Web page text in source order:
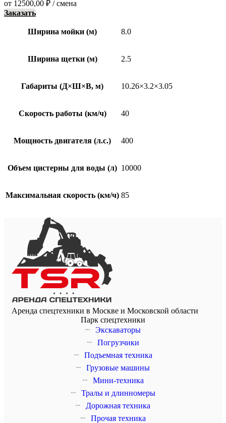
от 12500,00 ₽ / смена
Заказать
Ширина мойки (м) 8.0
Ширина щетки (м) 2.5
Габариты (Д×Ш×В, м) 10.26×3.2×3.05
Скорость работы (км/ч) 40
Мощность двигателя (л.с.) 400
Объем цистерны для воды (л) 10000
Максимальная скорость (км/ч) 85
Аренда спецтехники в Москве и Московской области
Парк спецтехники
Экскаваторы
Погрузчики
Подъемная техника
Грузовые машины
Мини-техника
Тралы и длинномеры
Дорожная техника
Прочая техника